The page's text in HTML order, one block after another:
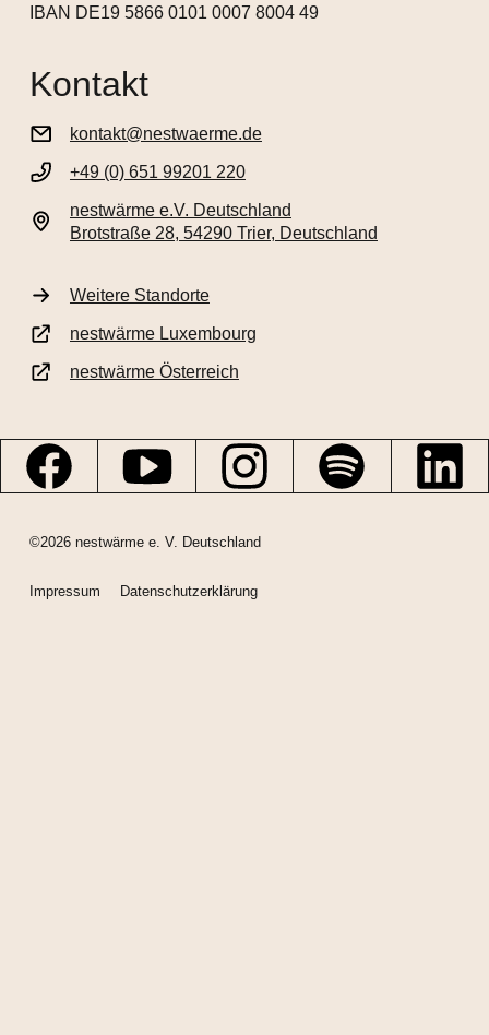
IBAN DE19 5866 0101 0007 8004 49
Kontakt
kontakt@nestwaerme.de
+49 (0) 651 99201 220
nestwärme e.V. Deutschland
Brotstraße 28, 54290 Trier, Deutschland
Weitere Standorte
nestwärme Luxembourg
nestwärme Österreich
©2026 nestwärme e. V. Deutschland
Impressum Datenschutzerklärung